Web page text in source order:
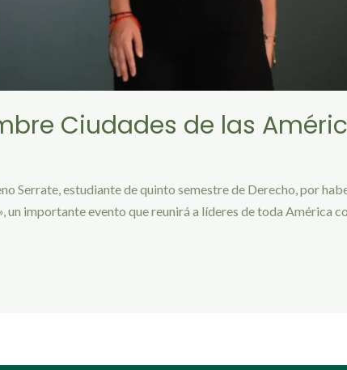
Ciudades de las
estudiante de quinto semestre de Derecho, por
un importante evento que reunirá a líderes de toda América